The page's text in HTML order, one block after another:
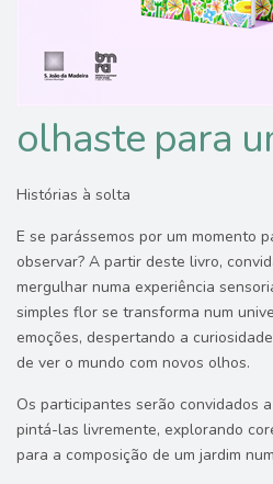
olhaste para
Histórias à solta
E se parássemos por um momento
observar? A partir deste livro,
mergulhar numa experiência
simples flor se transforma num
emoções, despertando a
de ver o mundo com novos olhos.
Os participantes serão convidados
pintá-las livremente, explorando
para a composição de um jardim